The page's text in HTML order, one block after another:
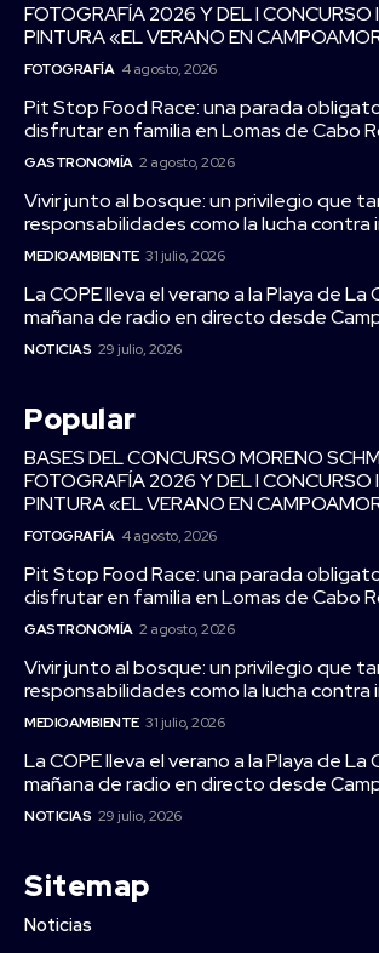
FOTOGRAFÍA 2026 Y DEL I CONCURSO
PINTURA «EL VERANO EN
FOTOGRAFÍA 4 agosto, 2026
Pit Stop Food Race: una parada
disfrutar en familia en Lomas de Cabo
GASTRONOMÍA 2 agosto, 2026
Vivir junto al bosque: un privilegio que
responsabilidades como la lucha contra
MEDIOAMBIENTE 31 julio, 2026
La COPE lleva el verano a la Playa de La
mañana de radio en directo desde
NOTICIAS 29 julio, 2026
Popular
BASES DEL CONCURSO MORENO
FOTOGRAFÍA 2026 Y DEL I CONCURSO
PINTURA «EL VERANO EN
FOTOGRAFÍA 4 agosto, 2026
Pit Stop Food Race: una parada
disfrutar en familia en Lomas de Cabo
GASTRONOMÍA 2 agosto, 2026
Vivir junto al bosque: un privilegio que
responsabilidades como la lucha contra
MEDIOAMBIENTE 31 julio, 2026
La COPE lleva el verano a la Playa de La
mañana de radio en directo desde
NOTICIAS 29 julio, 2026
Sitemap
Noticias